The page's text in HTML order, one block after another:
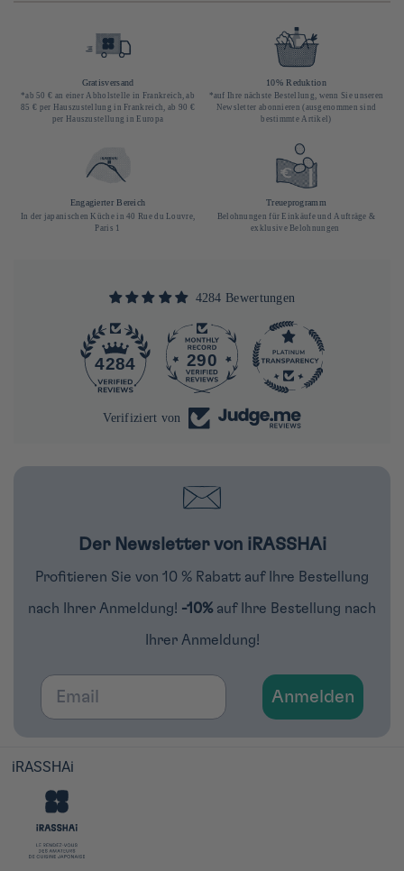
Gratisversand
*ab 50 € an einer Abholstelle in Frankreich, ab
85 € per Hauszustellung in Frankreich, ab 90 €
per Hauszustellung in Europa
10% Reduktion
*auf Ihre nächste Bestellung, wenn Sie unseren
Newsletter abonnieren (ausgenommen sind
bestimmte Artikel)
Engagierter Bereich
In der japanischen Küche in 40 Rue du Louvre,
Paris 1
Treueprogramm
Belohnungen für Einkäufe und Aufträge &
exklusive Belohnungen
4284 Bewertungen
4284 290
Verifiziert von
Der Newsletter von iRASSHAi
Profitieren Sie von 10 % Rabatt auf Ihre Bestellung
nach Ihrer Anmeldung! -10% auf Ihre Bestellung nach
Ihrer Anmeldung!
Email
Anmelden
iRASSHAi